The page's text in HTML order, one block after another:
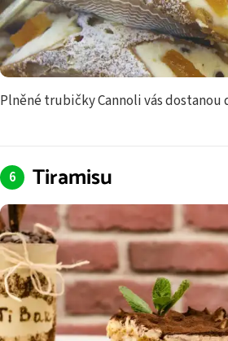
Plněné trubičky Cannoli vás dostanou
Tiramisu